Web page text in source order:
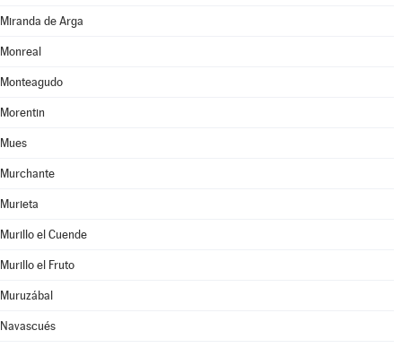
Miranda de Arga
Monreal
Monteagudo
Morentin
Mues
Murchante
Murieta
Murillo el Cuende
Murillo el Fruto
Muruzábal
Navascués